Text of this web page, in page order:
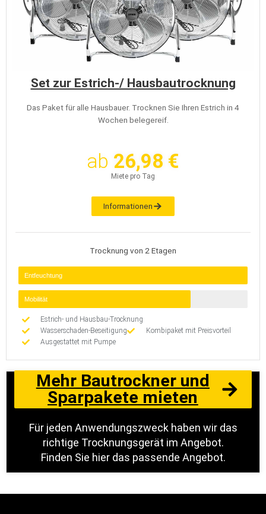
Set zur Estrich-/ Hausbautrocknung
Das Paket für alle Hausbauer. Trocknen Sie Ihren Estrich in 4
Wochen belegereif.
ab 26,98 €
Miete pro Tag
Informationen
Trocknung von 2 Etagen
Entfeuchtung
Mobilität
Estrich- und Hausbau-Trocknung
Wasserschaden-Beseitigung
Kombipaket mit Preisvorteil
Ausgestattet mit Pumpe
Mehr Bautrockner und
Sparpakete mieten
Für jeden Anwendungszweck haben wir das
richtige Trocknungsgerät im Angebot.
Finden Sie hier das passende Angebot.